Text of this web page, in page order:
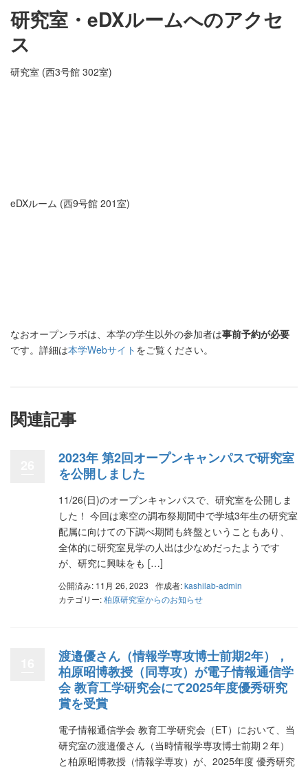
研究室・eDXルームへのアクセ
ス
研究室 (西3号館 302室)
eDXルーム (西9号館 201室)
なおオープンラボは、本学の学生以外の参加者は事前予約が必要
です。詳細は本学Webサイト をご覧ください。
関連記事
2023年 第2回オープンキャンパスで研究室
を公開しました
11/26(日)のオープンキャンパスで、研究室を公開しま
した！ 今回は寒空の調布祭期間中で学域3年生の研究室
配属に向けての下調べ期間も終盤ということもあり、
全体的に研究室見学の人出は少なめだったようです
が、研究に興味をも […]
公開済み: 11月 26, 2023 作成者:kashilab-admin
カテゴリー:柏原研究室からのお知らせ
渡邉優さん（情報学専攻博士前期2年），
柏原昭博教授（同専攻）が電子情報通信学
会 教育工学研究会にて2025年度優秀研究
賞を受賞
電子情報通信学会 教育工学研究会（ET）において、当
研究室の渡邉優さん（当時情報学専攻博士前期２年）
と柏原昭博教授（情報学専攻）が、2025年度 優秀研究